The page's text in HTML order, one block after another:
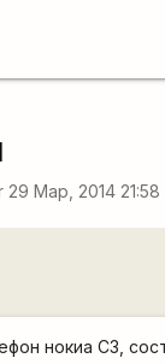
29 Мар, 2014 21:58
нокиа С3,